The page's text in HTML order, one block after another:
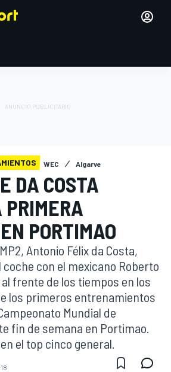
WEC Algarve
DA COSTA
PORTIMAO
Antonio Félix da Costa,
con el mexicano Roberto
al frente de los tiempos en los
los primeros entrenamientos
Mundial de
fin de semana en Portimao.
el top cinco general.